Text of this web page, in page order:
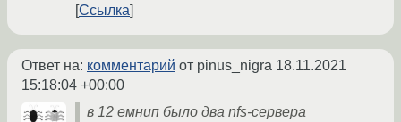
Ссылка
Ответ на: комментарий от pinus_nigra 18.11.2021
15:18:04 +00:00
в 12 емнип было два nfs-сервера